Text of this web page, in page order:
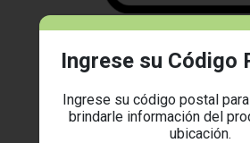
Ingrese su Código
Ingrese su código postal
brindarle información del
ubicación.
Administre sus
electrónicos, configure alertas